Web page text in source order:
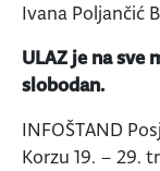
Ivana Poljančić
ULAZ je na sve
slobodan.
INFOŠTAND
Korzu 19. – 29.